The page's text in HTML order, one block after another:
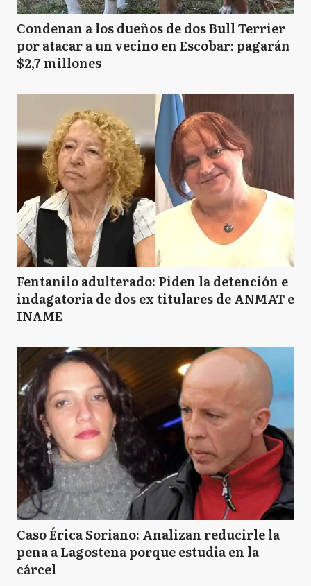
Condenan a los dueños de dos Bull Terrier
por atacar a un vecino en Escobar: pagarán
$2,7 millones
Fentanilo adulterado: Piden la detención e
indagatoria de dos ex titulares de ANMAT e
INAME
Caso Érica Soriano: Analizan reducirle la
pena a Lagostena porque estudia en la
cárcel